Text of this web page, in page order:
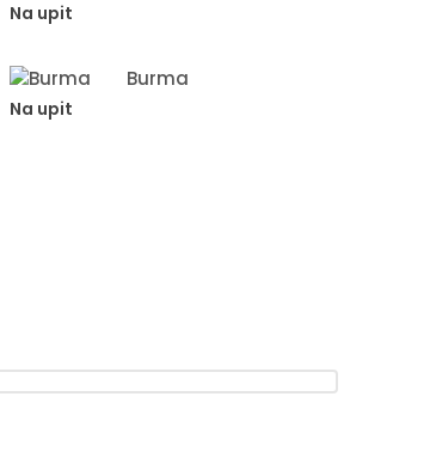
Na upit
Burma
Na upit